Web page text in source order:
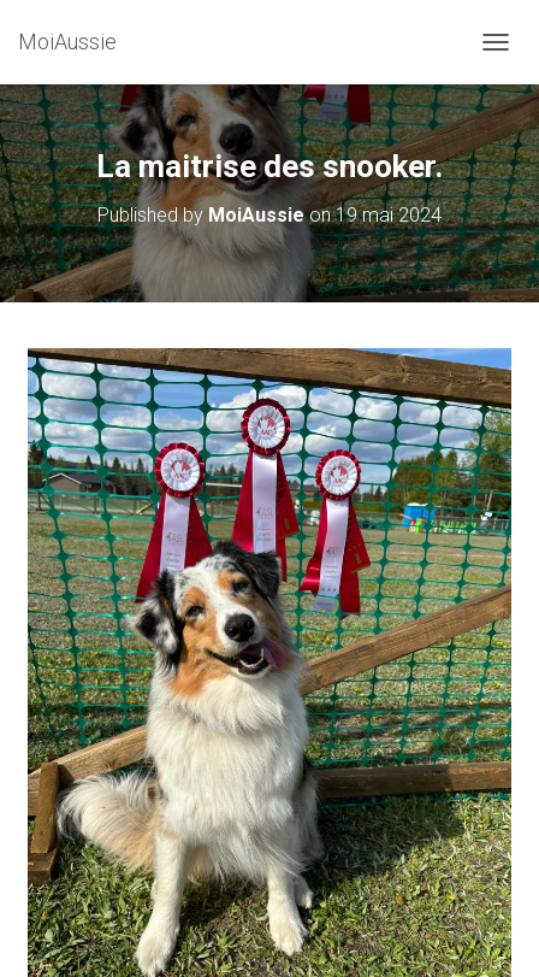
MoiAussie
U
V
R
I
R
/
F
E
R
M
A
N
A
V
I
G
A
T
I
O
N
La maitrise des snooker.
Published by MoiAussieon19 mai 2024